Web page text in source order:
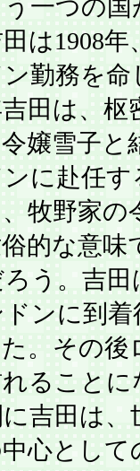
一つの国
は1908年
勤務を命
田は、枢
嬢雪子と
に赴任す
牧野家の
的な意味
う。吉田
ンに到着
。その後
ること
吉田は、
心として